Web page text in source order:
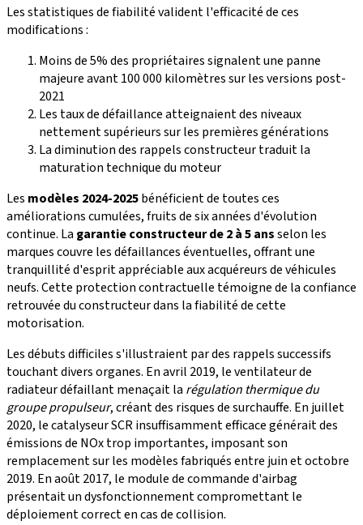
Les statistiques de fiabilité valident l'efficacité de ces
modifications :
Moins de 5% des propriétaires signalent une panne
majeure avant 100 000 kilomètres sur les versions post-
2021
Les taux de défaillance atteignaient des niveaux
nettement supérieurs sur les premières générations
La diminution des rappels constructeur traduit la
maturation technique du moteur
Les modèles 2024-2025bénéficient de toutes ces
améliorations cumulées, fruits de six années d'évolution
continue. La garantie constructeur de 2 à 5 ansselon les
marques couvre les défaillances éventuelles, offrant une
tranquillité d'esprit appréciable aux acquéreurs de véhicules
neufs. Cette protection contractuelle témoigne de la confiance
retrouvée du constructeur dans la fiabilité de cette
motorisation.
Les débuts difficiles s'illustraient par des rappels successifs
touchant divers organes. En avril 2019, le ventilateur de
radiateur défaillant menaçait la régulation thermique du
groupe propulseur, créant des risques de surchauffe. En juillet
2020, le catalyseur SCR insuffisamment efficace générait des
émissions de NOx trop importantes, imposant son
remplacement sur les modèles fabriqués entre juin et octobre
2019. En août 2017, le module de commande d'airbag
présentait un dysfonctionnement compromettant le
déploiement correct en cas de collision.